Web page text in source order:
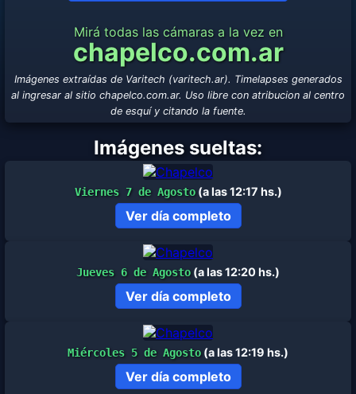
Mirá todas las cámaras a la vez en
chapelco.com.ar
Imágenes extraídas de Varitech (varitech.ar). Timelapses generados
al ingresar al sitio chapelco.com.ar. Uso libre con atribucion al centro
de esquí y citando la fuente.
Imágenes sueltas:
Viernes 7 de Agosto(a las 12:17 hs.)
Ver día completo
Jueves 6 de Agosto (a las 12:20 hs.)
Ver día completo
Miércoles 5 de Agosto (a las 12:19 hs.)
Ver día completo